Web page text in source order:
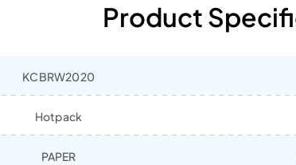
Product
KCBRW2020
Hotpack
PAPER